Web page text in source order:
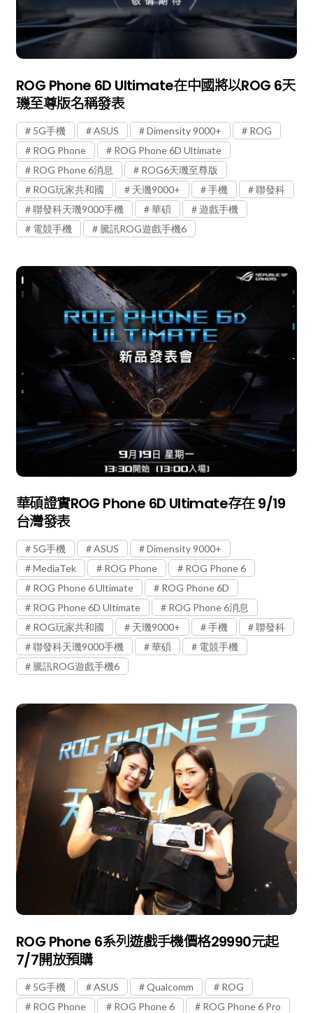
ROG Phone 6D Ultimate在中國將以ROG 6天
璣至尊版名稱發表
5G手機 ASUS Dimensity 9000+
ROG
ROG Phone
ROG Phone 6D Ultimate
ROG Phone 6消息
ROG6天璣至尊版
ROG玩家共和國
天璣9000+ 手機
聯發科
聯發科天璣9000手機
華碩
遊戲手機
電競手機
騰訊ROG遊戲手機6
華碩證實ROG Phone 6D Ultimate存在 9/19
台灣發表
5G手機 ASUS
Dimensity 9000+
MediaTek
ROG Phone
ROG Phone 6
ROG Phone 6 Ultimate
ROG Phone 6D
ROG Phone 6D Ultimate
ROG Phone 6消息
ROG玩家共和國
天璣9000+ 手機
聯發科
聯發科天璣9000手機
華碩
電競手機
騰訊ROG遊戲手機6
ROG Phone 6系列遊戲手機價格29990元起
7/7開放預購
5G手機 ASUS Qualcomm
ROG
ROG Phone
ROG Phone 6
ROG Phone 6 Pro